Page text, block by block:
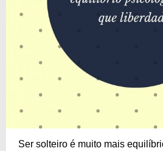
Ser solteiro é muito mais